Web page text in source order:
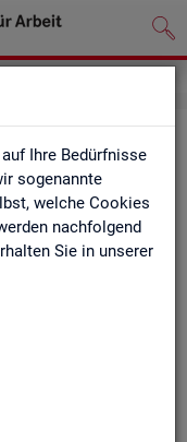
Ihre Bedürfnisse
sogenannte
welche Cookies
nachfolgend
Sie in unserer
Blick
ak­tua­li­siert und
Be­schäf­ti­gung, Ent­
und Fach­kräf­
In­ge­nieur­be­ru­fe dif­
(z.B. Fach­kräf­te) für